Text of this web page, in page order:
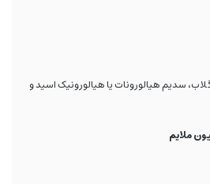
سدیم هیالورونات یا هیالورونیک اسید و
ملایم